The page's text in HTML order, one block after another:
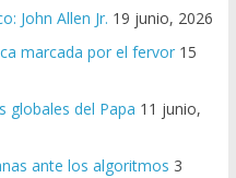
John Allen Jr. 19 junio, 2026
marcada por el fervor 15
globales del Papa 11 junio,
ante los algoritmos 3